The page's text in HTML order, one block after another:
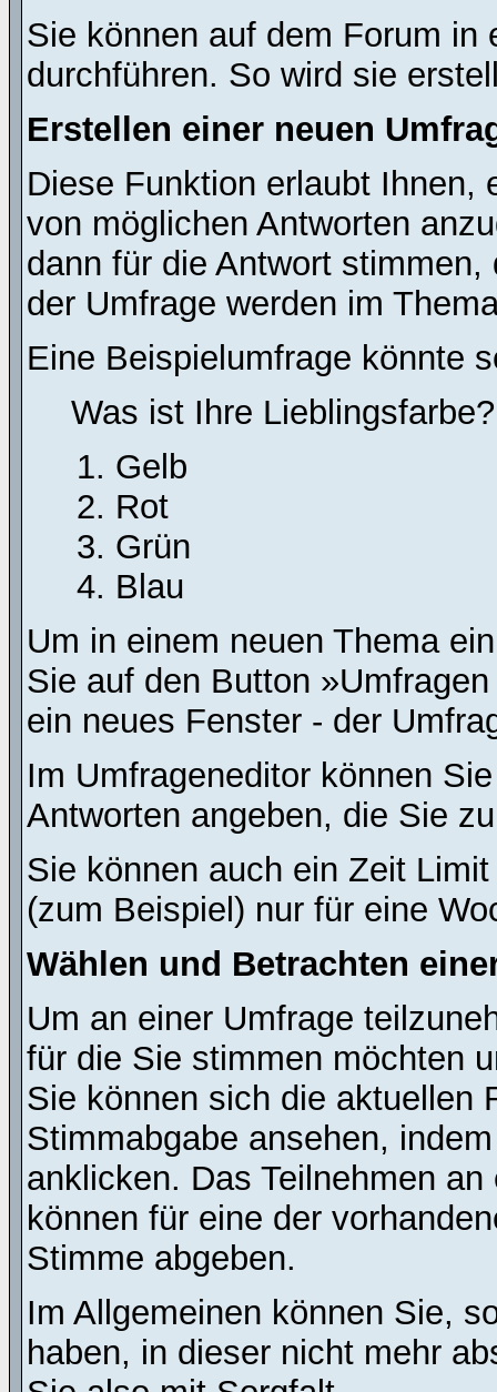
Sie können auf dem Forum in
durchführen. So wird sie
Erstellen einer neuen
Diese Funktion erlaubt Ihnen,
von möglichen Antworten
dann für die Antwort
der Umfrage werden im
Eine Beispielumfrage könnte
Was ist Ihre Lieblingsfarbe?
Gelb
Rot
Grün
Blau
Um in einem neuen Thema
Sie auf den Button
ein neues Fenster - der
Im Umfrageneditor können
Antworten angeben, die Sie
Sie können auch ein Zeit
(zum Beispiel) nur für eine
Wählen und Betrachten
Um an einer Umfrage
für die Sie stimmen möchten
Sie können sich die aktuellen
Stimmabgabe ansehen,
anklicken. Das Teilnehmen
können für eine der
Stimme abgeben.
Im Allgemeinen können Sie,
haben, in dieser nicht mehr